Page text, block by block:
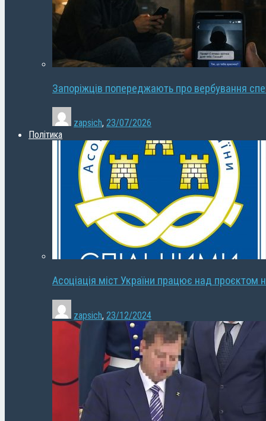
Запоріжців попереджають про вербування
zapsich, 23/07/2026
Політика
Асоціація міст України працює над проєктом
zapsich, 23/12/2024